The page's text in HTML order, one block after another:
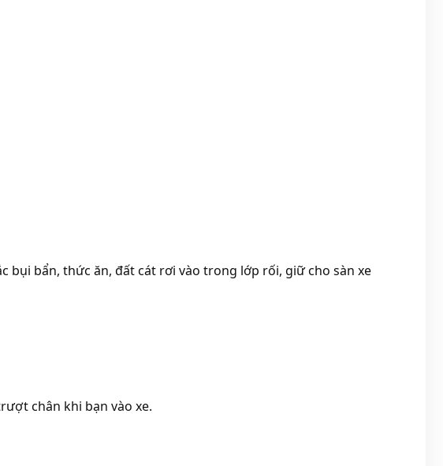
bụi bẩn, thức ăn, đất cát rơi vào trong lớp rối, giữ cho sàn xe
chân khi bạn vào xe.